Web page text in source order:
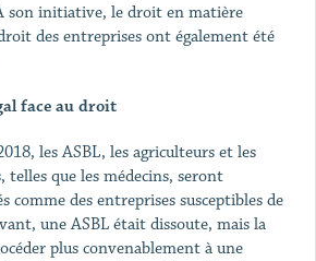
son initiative, le droit en matière
des entreprises ont également été
face au droit
les ASBL, les agriculteurs et les
telles que les médecins, seront
comme des entreprises susceptibles de
une ASBL était dissoute, mais la
plus convenablement à une